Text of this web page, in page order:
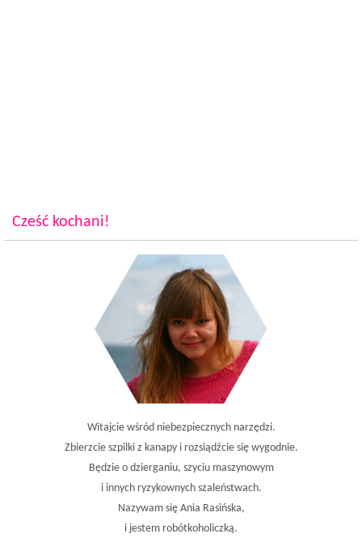
Cześć kochani!
Witajcie wśród niebezpiecznych narzędzi.
Zbierzcie szpilki z kanapy i rozsiądźcie się wygodnie.
Będzie o dzierganiu, szyciu maszynowym
i innych ryzykownych szaleństwach.
Nazywam się Ania Rasińska,
i jestem robótkoholiczką.